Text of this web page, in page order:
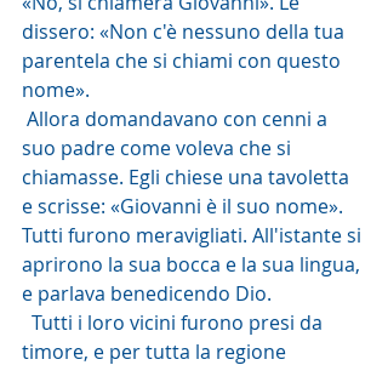
dissero: «Non c'è nessuno della tua
parentela che si chiami con questo
nome».
Allora domandavano con cenni a
suo padre come voleva che si
chiamasse. Egli chiese una tavoletta
e scrisse: «Giovanni è il suo nome».
Tutti furono meravigliati. All'istante si
aprirono la sua bocca e la sua lingua,
e parlava benedicendo Dio.
Tutti i loro vicini furono presi da
timore, e per tutta la regione